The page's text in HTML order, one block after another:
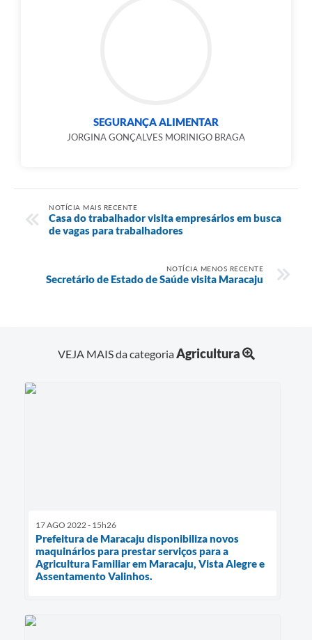
SEGURANÇA ALIMENTAR
JORGINA GONÇALVES MORINIGO BRAGA
NOTÍCIA MAIS RECENTE
Casa do trabalhador visita empresários em busca
de vagas para trabalhadores
NOTÍCIA MENOS RECENTE
Secretário de Estado de Saúde visita Maracaju
VEJA MAIS da categoriaAgricultura
17 AGO 2022 - 15h26
Prefeitura de Maracaju disponibiliza novos
maquinários para prestar serviços para a
Agricultura Familiar em Maracaju, Vista Alegre e
Assentamento Valinhos.